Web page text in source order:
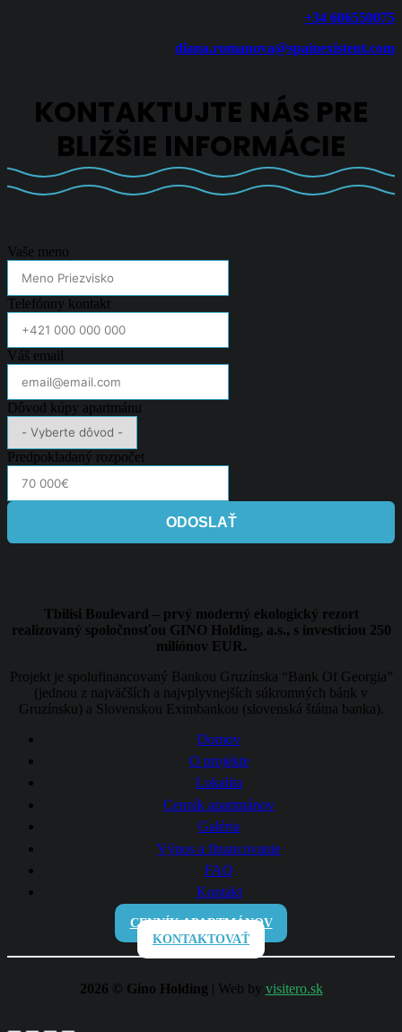
+34 606550075
diana.romanova@spainexistent.com
KONTAKTUJTE NÁS PRE
BLIŽŠIE INFORMÁCIE
Vaše meno
Telefónny kontakt
Váš email
Dôvod kúpy apartmánu
Predpokladaný rozpočet
ODOSLAŤ
Tbilisi Boulevard – prvý moderný ekologický rezort
realizovaný spoločnosťou GINO Holding, a.s., s investíciou 250
miliónov EUR.
Projekt je spolufinancovaný Bankou Gruzínska “Bank Of Georgia”
(jednou z najväčších a najvplyvnejších súkromných bánk v
Gruzínsku) a Slovenskou Eximbankou (slovenská štátna banka).
Domov
O projekte
Lokalita
Cenník apartmánov
Galéria
Výnos a financovanie
FAQ
Kontakt
CENNÍK APARTMÁNOV
KONTAKTOVAŤ
2026 © Gino Holding | Web by visitero.sk